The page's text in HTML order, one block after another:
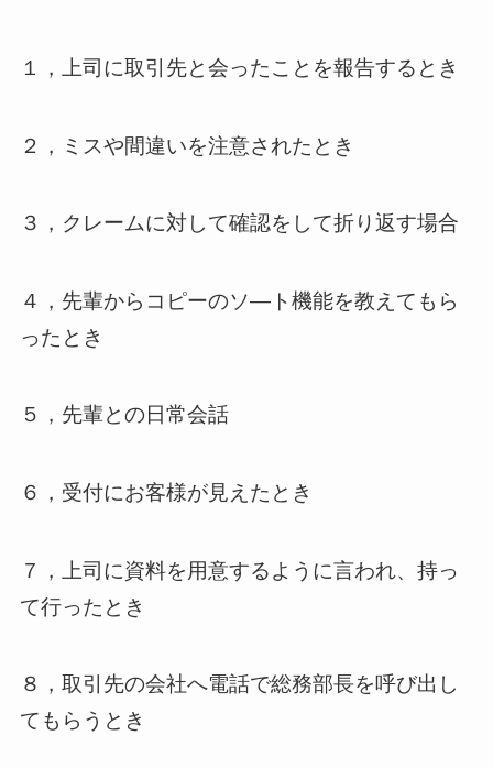
１，上司に取引先と会ったことを報告するとき
２，ミスや間違いを注意されたとき
３，クレームに対して確認をして折り返す場合
４，先輩からコピーのソ―ト機能を教えてもら
ったとき
５，先輩との日常会話
６，受付にお客様が見えたとき
７，上司に資料を用意するように言われ、持っ
て行ったとき
８，取引先の会社へ電話で総務部長を呼び出し
てもらうとき